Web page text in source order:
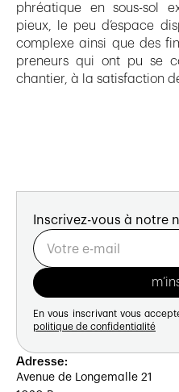
phréatique en sous-sol
pieux, le peu d’espace
complexe ainsi que des
preneurs qui ont pu se
chantier, à la satisfaction
Inscrivez-vous à notre
En vous inscrivant vous
politique de confidentialité
Adresse:
Avenue de Longemalle 21